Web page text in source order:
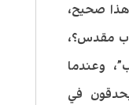
صحيح،
مقدس؟،
وعندما
في